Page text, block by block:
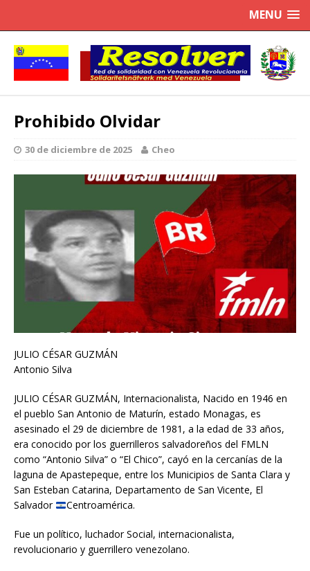
MENU
Prohibido Olvidar
30 de diciembre de 2025 Cheo
JULIO CÉSAR GUZMÁN
Antonio Silva
JULIO CÉSAR GUZMÁN, Internacionalista, Nacido en 1946 en
el pueblo San Antonio de Maturín, estado Monagas, es
asesinado el 29 de diciembre de 1981, a la edad de 33 años,
era conocido por los guerrilleros salvadoreños del FMLN
como “Antonio Silva” o “El Chico”, cayó en la cercanías de la
laguna de Apastepeque, entre los Municipios de Santa Clara y
San Esteban Catarina, Departamento de San Vicente, El
Salvador
Centroamérica.
Fue un político, luchador Social, internacionalista,
revolucionario y guerrillero venezolano.